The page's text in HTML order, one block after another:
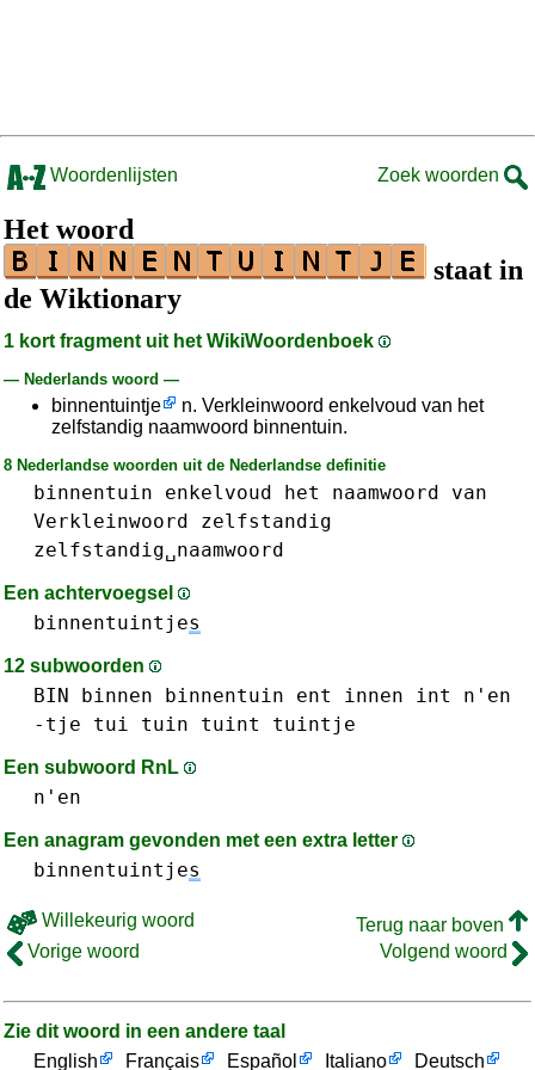
Woordenlijsten Zoek woorden
Het woord
staat in
de Wiktionary
1 kort fragment uit het WikiWoordenboek
— Nederlands woord —
binnentuintje
n. Verkleinwoord enkelvoud van het
zelfstandig naamwoord binnentuin.
8 Nederlandse woorden uit de Nederlandse definitie
binnentuin enkelvoud het naamwoord
van
Verkleinwoord
zelfstandig
zelfstandig␣naamwoord
Een achtervoegsel
binnentuintjes
12 subwoorden
BIN binnen binnentuin ent innen int
n'en
-tje
tui tuin tuint tuintje
Een subwoord RnL
n'en
Een anagram gevonden met een extra letter
binnentuintjes
Willekeurig woord
Terug naar boven
Vorige woord
Volgend woord
Zie dit woord in een andere taal
English
Français Español Italiano Deutsch